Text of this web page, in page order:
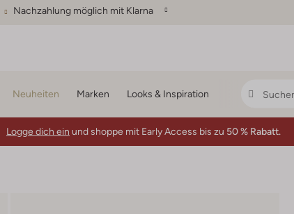
Nachzahlung möglich mit Klarna
Neuheiten Marken Looks & Inspiration
Logge dich ein und shoppe mit Early Access bis zu 50 % Rabatt.